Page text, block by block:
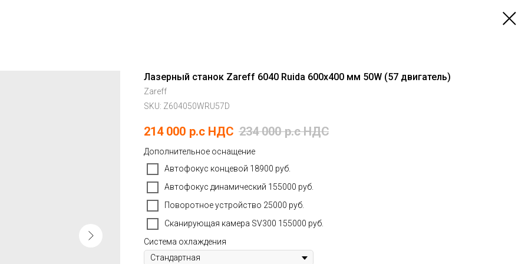
Лазерный станок Zareff 6040 Ruida 600х400 мм 50W (57 двигатель)
Zareff
SKU: Z604050WRU57D
214 000 р.c НДС 234 000 р.c НДС
Дополнительное оснащение
Автофокус концевой 18900 руб.
Автофокус динамический 155000 руб.
Поворотное устройство 25000 руб.
Сканирующая камера SV300 155000 руб.
Система охлаждения